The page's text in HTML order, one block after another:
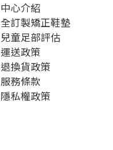
中心介紹
全訂製矯正鞋墊
兒童足部評估
運送政策
退換貨政策
服務條款
隱私權政策